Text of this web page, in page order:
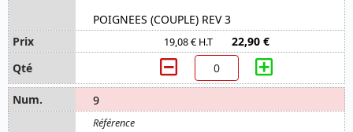
POIGNEES (COUPLE) REV 3
19,08 € H.T 22,90 €
9